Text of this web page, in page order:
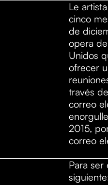
Le
cinco
de
opera
Unidos
ofrecer
través
correo
2015,
correo
Para